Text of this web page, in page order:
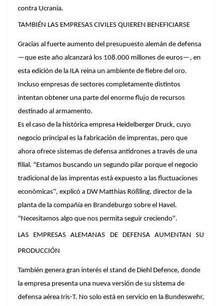
contra Ucrania.
TAMBIÉN LAS EMPRESAS CIVILES QUIEREN BENEFICIARSE
Gracias al fuerte aumento del presupuesto alemán de defensa
—que este año alcanzará los 108.000 millones de euros—, en
esta edición de la ILA reina un ambiente de fiebre del oro.
Incluso empresas de sectores completamente distintos
intentan obtener una parte del enorme flujo de recursos
destinado al armamento.
Es el caso de la histórica empresa Heidelberger Druck, cuyo
negocio principal es la fabricación de imprentas, pero que
ahora ofrece sistemas de defensa antidrones a través de una
filial. "Estamos buscando un segundo pilar porque el negocio
tradicional de las imprentas está expuesto a las fluctuaciones
económicas", explicó a DW Matthias Rößling, director de la
planta de la compañía en Brandeburgo sobre el Havel.
"Necesitamos algo que nos permita seguir creciendo".
LAS EMPRESAS ALEMANAS DE DEFENSA AUMENTAN SU
PRODUCCIÓN
También genera gran interés el stand de Diehl Defence, donde
la empresa presenta una nueva versión de su sistema de
defensa aérea Iris-T. No solo está en servicio en la Bundeswehr,